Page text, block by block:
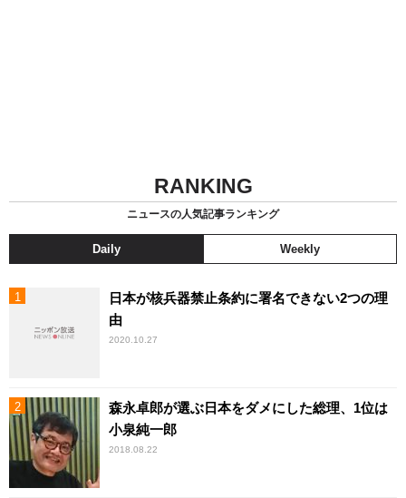
RANKING
ニュースの人気記事ランキング
Daily Weekly
日本が核兵器禁止条約に署名できない2つの理
由
2020.10.27
森永卓郎が選ぶ日本をダメにした総理、1位は
小泉純一郎
2018.08.22